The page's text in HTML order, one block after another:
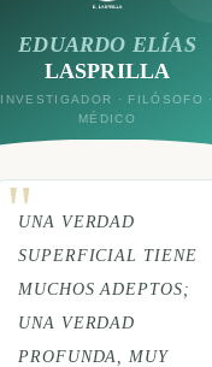
EDUARDO ELÍAS
LASPRILLA
INVESTIGADOR · FILÓSOFO ·
MÉDICO
UNA VERDAD
SUPERFICIAL TIENE
MUCHOS ADEPTOS;
UNA VERDAD
PROFUNDA, MUY